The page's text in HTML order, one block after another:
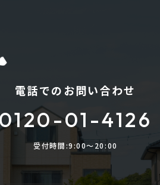
電話でのお問い合わせ
0120-01-4126
受付時間:9:00〜20:00